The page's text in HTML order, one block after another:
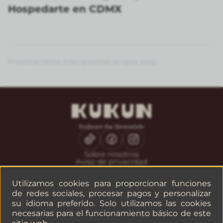
Hospedarte en CDMX
Sobre nosotros
Aviso de privacidad
Solicitar factura
CONTACTO
Servicio al huésped
Reservaciones
Empresas o grupos
Utilizamos cookies para proporcionar funciones
de redes sociales, procesar pagos y personalizar
su idioma preferido. Solo utilizamos las cookies
necesarias para el funcionamiento básico de este